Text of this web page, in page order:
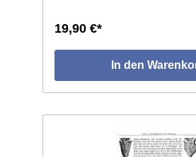
von 200 Stück. Jeder Druck ist
das Original ist jedes Stück mit
"C. Bodmer", gekennzeichnet.
vom teuren Original nicht zu
19,90 €*
In den